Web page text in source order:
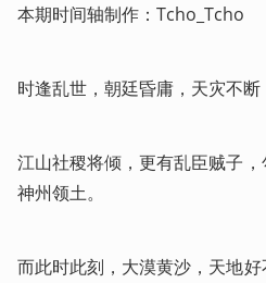
本期时间轴制作：Tcho_Tcho
时逢乱世，朝廷昏庸，天灾不断
江山社稷将倾，更有乱臣贼子
神州领土。
而此时此刻，大漠黄沙，天地